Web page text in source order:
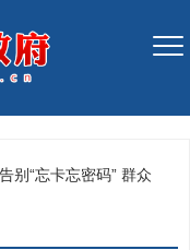
别“忘卡忘密码” 群众